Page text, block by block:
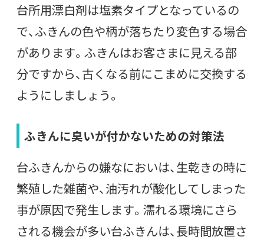
台所用漂白剤は塩素タイプとなっているの
で、ふきんの色や柄が落ちたり変色する場合
があります。ふきんはお客さまに見える部
分ですから、古くなる前にこまめに交換する
ようにしましょう。
ふきんに臭いが付かないための対策法
台ふきんからの嫌なにおいは、生乾きの時に
繁殖した雑菌や、油汚れが酸化してしまった
事が原因で発生します。濡れる環境にさら
される機会が多い台ふきんは、長時間放置さ